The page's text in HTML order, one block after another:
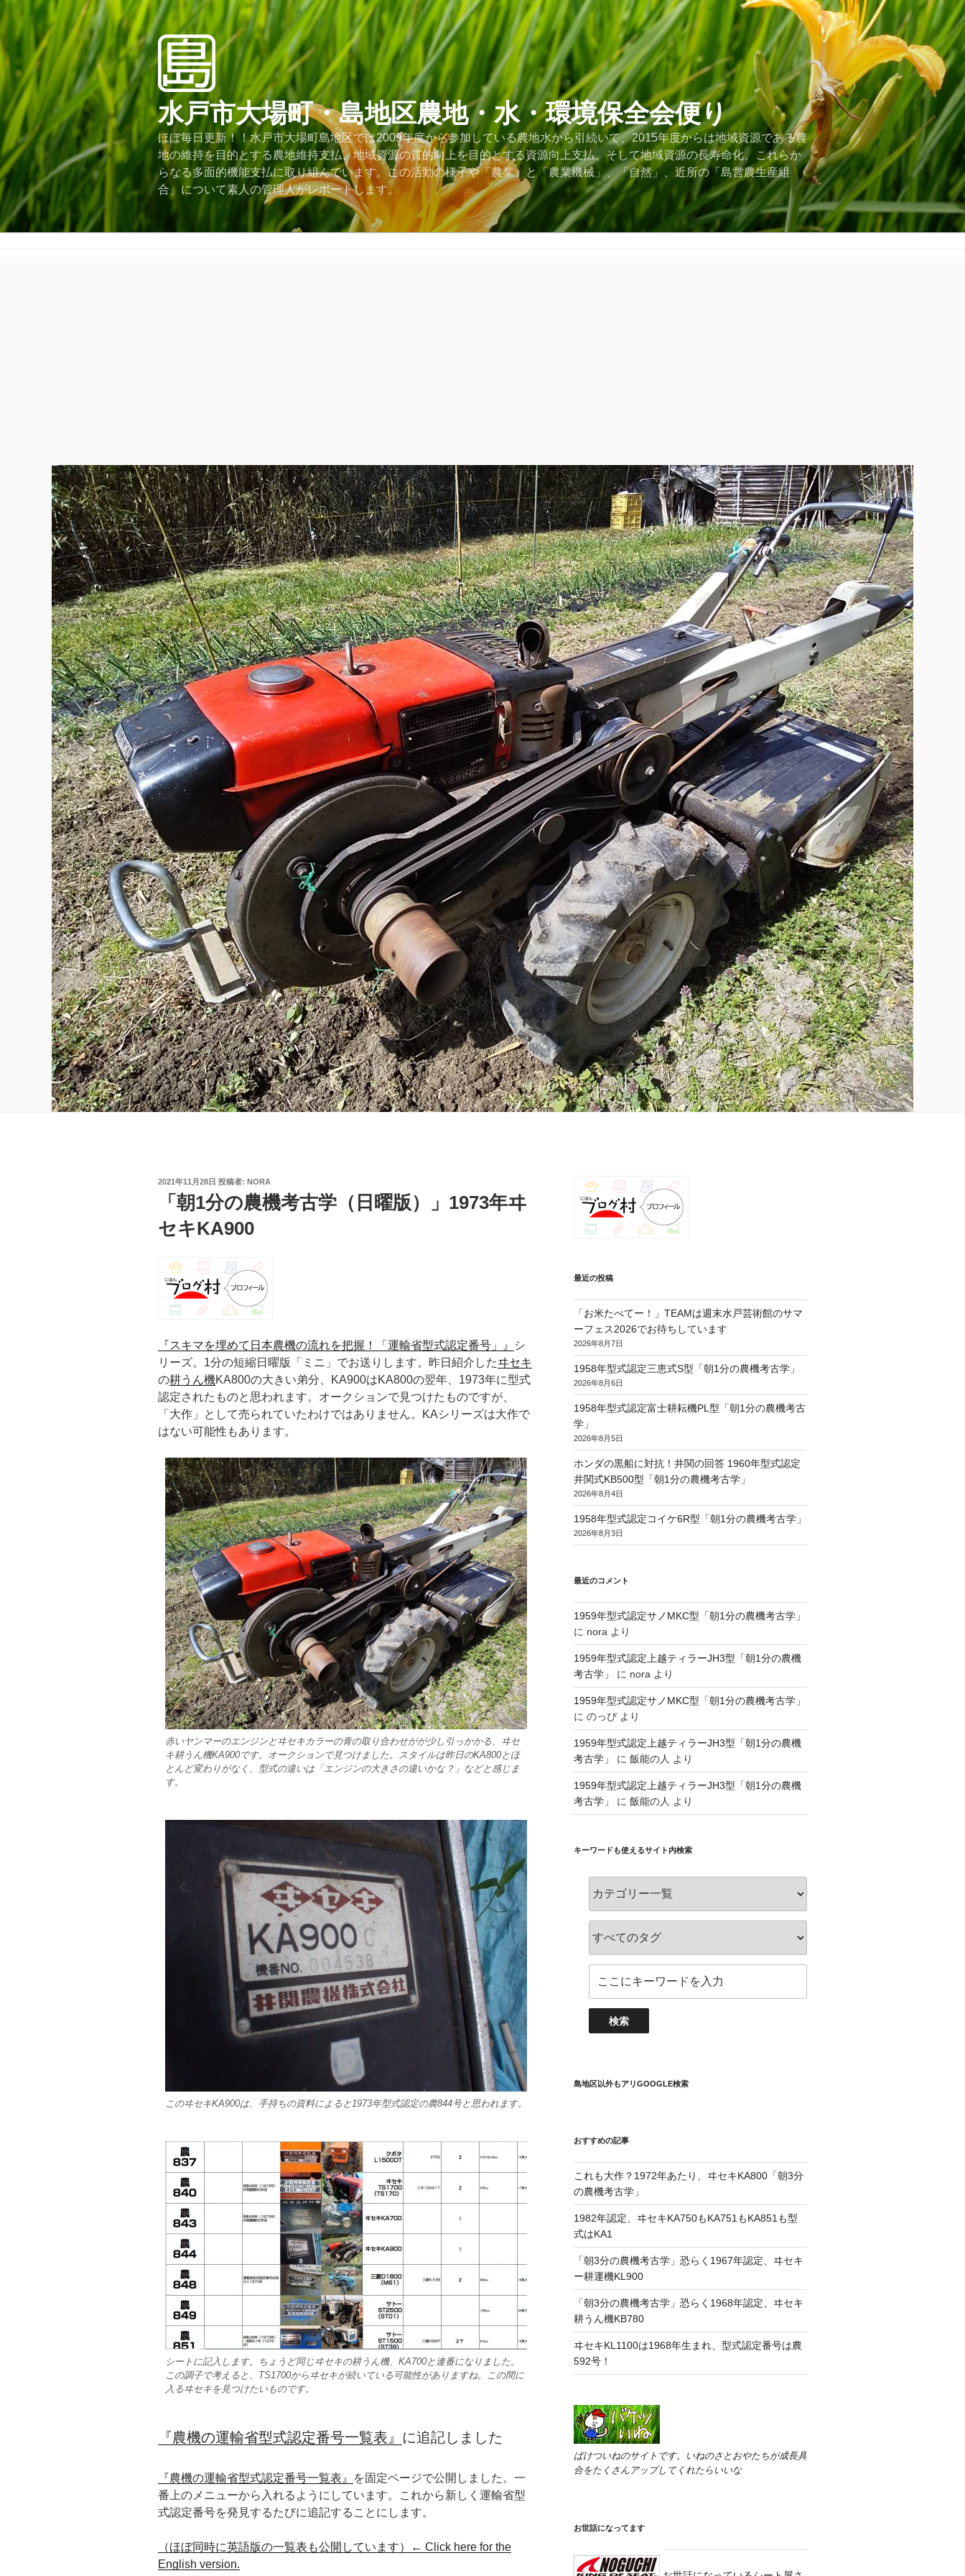
ン
テ
ン
ツ
へ
ス
キ
ッ
プ
水戸市大場町・島地区農地・水・環境保全会便り
ほぼ毎日更新！！水戸市大場町島地区では2009年度から参加している農地水から引続いて、2015年度からは地域資源である農
地の維持を目的とする農地維持支払、地域資源の質的向上を目的とする資源向上支払、そして地域資源の長寿命化、これらか
らなる多面的機能支払に取り組んでいます。この活動の様子や「農業」と「農業機械」、「自然」、近所の「島営農生産組
合」について素人の管理人がレポートします。
投
2021年11月28日 投稿者: NORA
「朝1分の農機考古学（日曜版）」1973年ヰ
セキKA900
『スキマを埋めて日本農機の流れを把握！「運輸省型式認定番号」』
シ
リーズ。1分の短縮日曜版「ミニ」でお送りします。昨日紹介したヰセキ
の耕うん機KA800の大きい弟分、KA900はKA800の翌年、1973年に型式
認定されたものと思われます。オークションで見つけたものですが、
「大作」として売られていたわけではありません。KAシリーズは大作で
はない可能性もあります。
赤いヤンマーのエンジンとヰセキカラーの青の取り合わせがが少し引っかかる、ヰセ
キ耕うん機KA900です。オークションで見つけました。スタイルは昨日のKA800とほ
とんど変わりがなく、型式の違いは「エンジンの大きさの違いかな？」などと感じま
す。
このヰセキKA900は、手持ちの資料によると1973年型式認定の農844号と思われます。
シートに記入します。ちょうど同じヰセキの耕うん機、KA700と連番になりました。
この調子で考えると、TS1700からヰセキが続いている可能性がありますね。この間に
入るヰセキを見つけたいものです。
『農機の運輸省型式認定番号一覧表』 に追記しました
『農機の運輸省型式認定番号一覧表』
を固定ページで公開しました。一
番上のメニューから入れるようにしています。これから新しく運輸省型
式認定番号を発見するたびに追記することにします。
（ほぼ同時に英語版の一覧表も公開しています）← Click here for the
English version.
最近の投稿
「お米たべてー！」TEAMは週末水戸芸術館のサマ
ーフェス2026でお待ちしています
2026年8月7日
1958年型式認定三恵式S型「朝1分の農機考古学」
2026年8月6日
1958年型式認定富士耕耘機PL型「朝1分の農機考古
学」
2026年8月5日
ホンダの黒船に対抗！井関の回答 1960年型式認定
井関式KB500型「朝1分の農機考古学」
2026年8月4日
1958年型式認定コイケ6R型「朝1分の農機考古学」
2026年8月3日
最近のコメント
1959年型式認定サノMKC型「朝1分の農機考古学」
に nora より
1959年型式認定上越ティラーJH3型「朝1分の農機
考古学」
に nora より
1959年型式認定サノMKC型「朝1分の農機考古学」
に のっぴより
1959年型式認定上越ティラーJH3型「朝1分の農機
考古学」
に 飯能の人 より
1959年型式認定上越ティラーJH3型「朝1分の農機
考古学」
に 飯能の人 より
キーワードも使えるサイト内検索
島地区以外もアリGOOGLE検索
おすすめの記事
これも大作？1972年あたり、ヰセキKA800「朝3分
の農機考古学」
1982年認定、ヰセキKA750もKA751もKA851も型
式はKA1
「朝3分の農機考古学」恐らく1967年認定、ヰセキ
ー耕運機KL900
「朝3分の農機考古学」恐らく1968年認定、ヰセキ
耕うん機KB780
ヰセキKL1100は1968年生まれ、型式認定番号は農
592号！
ばけついねのサイトです。いねのさとおやたちが成長具
合をたくさんアップしてくれたらいいな
お世話になってます